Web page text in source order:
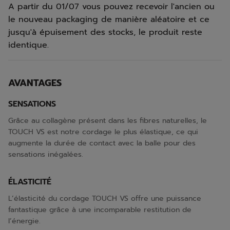
A partir du 01/07 vous pouvez recevoir l'ancien ou
le nouveau packaging de manière aléatoire et ce
jusqu'à épuisement des stocks, le produit reste
identique.
AVANTAGES
SENSATIONS
Grâce au collagène présent dans les fibres naturelles, le
TOUCH VS est notre cordage le plus élastique, ce qui
augmente la durée de contact avec la balle pour des
sensations inégalées.
ÉLASTICITÉ
L’élasticité du cordage TOUCH VS offre une puissance
fantastique grâce à une incomparable restitution de
l’énergie.